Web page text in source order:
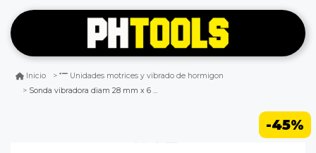
Inicio
Unidades motrices y vibrado de hormigon
Sonda vibradora diam 28 mm x 6 mt dynamic
-45%